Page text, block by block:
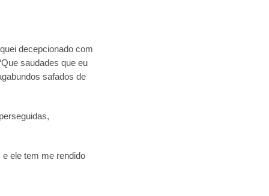
decepcionado com
saudades que eu
safados de
ele tem me rendido